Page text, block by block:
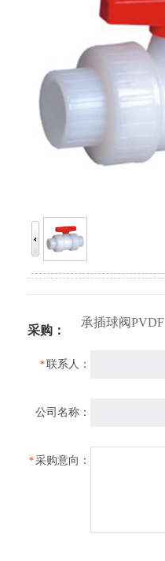
采购：
承插球阀PVDF
*联系人：
公司名称：
*采购意向：